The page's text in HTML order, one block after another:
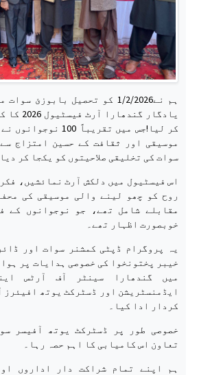
ہم نے1/2/2026 کو تحصیل بابوزئ
یادگار
کر لیا!جس میں تقریباً
موسیقی اور ثقافت کے حسین امتزاج
سوات کی تخلیقی صلاحیتوں کو یکجا کر
اس فیسٹیول میں دلکش آرٹ نمائشیں،
روح کو چھو لینے والی موسیقی کی
مقابلے شامل تھے، جو نوجوانوں کے
خوبصورت اظہار تھے۔
یہ پروگرام ڈپٹی کمشنر سوات اور
خیبر پختونخوا کی خصوصی ہدایات پر
میں گندھارا سینٹر آف آرٹس
ایڈمنسٹریشن اور ڈسٹرکٹ یوتھ افیئرز
کردار ادا کیا۔
خصوصی طور پر ڈسٹرکٹ یوتھ آفیسر
تعاون اس کامیابی کا اہم حصہ رہا۔
ہم اپنے تمام شراکت دار اداروں